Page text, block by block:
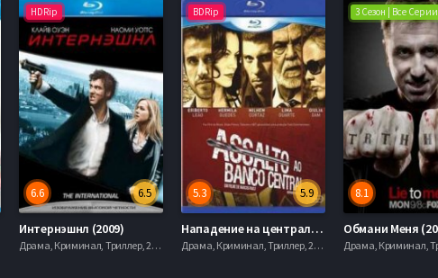
HDRip
6.5
6.6
Интернэшнл (2009)
Драма, Криминал, Триллер, 2013, mobilen
BDRip
5.9
5.3
Нападение на центральный банк (2011)
Драма, Криминал, Триллер, 2013, mobilen
3 Сезон | Все Серии
8.1